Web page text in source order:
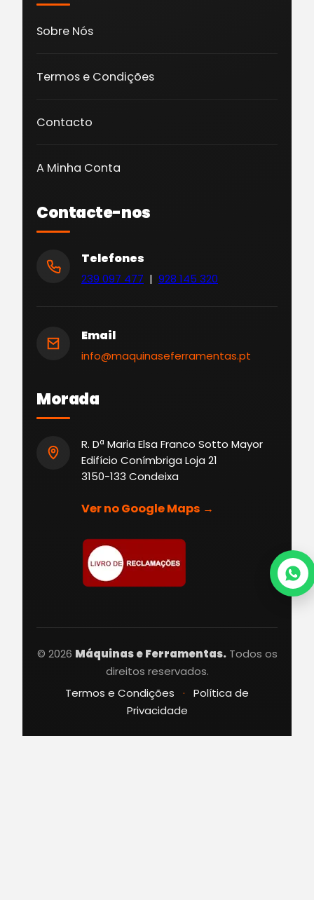
Sobre Nós
Termos e Condições
Contacto
A Minha Conta
Contacte-nos
Telefones
239 097 477 | 928 145 320
Email
info@maquinaseferramentas.pt
Morada
R. Dª Maria Elsa Franco Sotto Mayor
Edifício Conímbriga Loja 21
3150-133 Condeixa
Ver no Google Maps →
© 2026 Máquinas e Ferramentas.Todos os
direitos reservados.
Termos e Condições
·
Política de
Privacidade